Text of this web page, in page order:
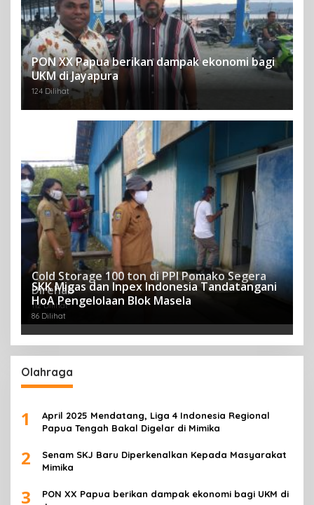
PON XX Papua berikan dampak ekonomi bagi
UKM di Jayapura
124 Dilihat
Cold Storage 100 ton di PPI Pomako Segera
Direhab
112 Dilihat
SKK Migas dan Inpex Indonesia Tandatangani
HoA Pengelolaan Blok Masela
86 Dilihat
Olahraga
1
April 2025 Mendatang, Liga 4 Indonesia Regional
Papua Tengah Bakal Digelar di Mimika
2
Senam SKJ Baru Diperkenalkan Kepada Masyarakat
Mimika
3
PON XX Papua berikan dampak ekonomi bagi UKM di